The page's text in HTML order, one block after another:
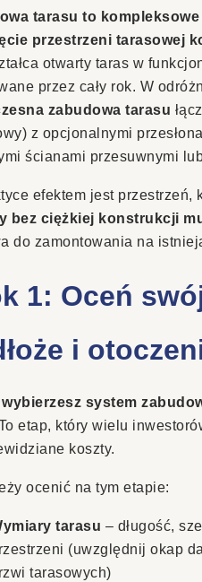
tarasu to
przestrzeni tarasowej
otwarty taras w
przez cały rok. W
zabudowa tarasu
z opcjonalnymi
ścianami przesuwnymi
efektem jest przestrzeń,
bez ciężkiej konstrukcji
do zamontowania na
1: Oceń
i
system
etap, który wielu
koszty.
ocenić na tym etapie:
tarasu – długość,
(uwzględnij okap
tarasowych)